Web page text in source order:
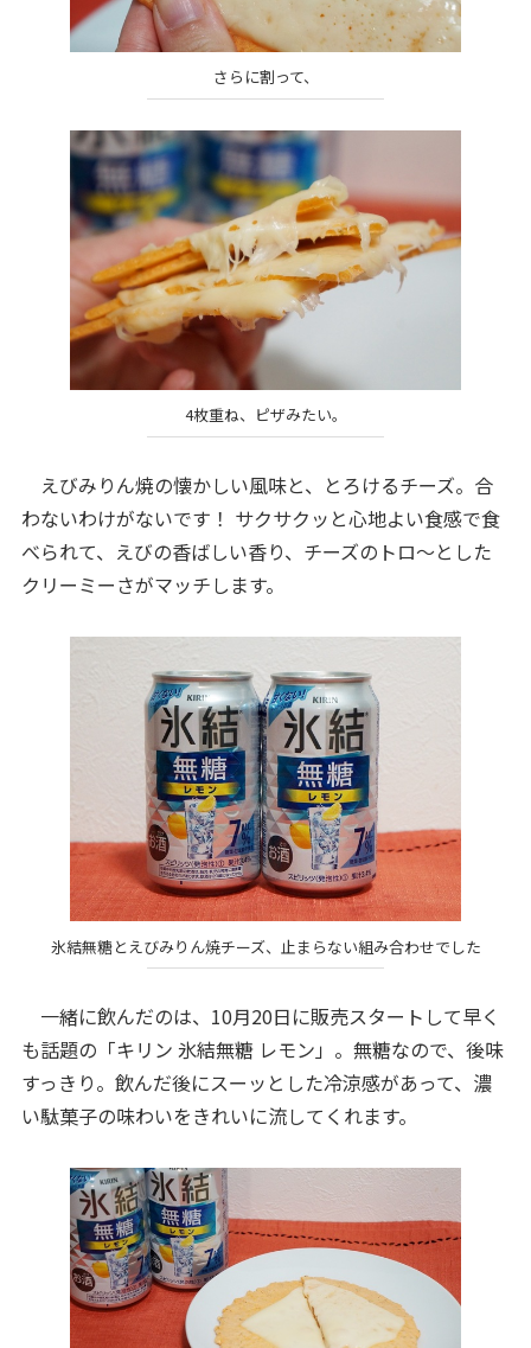
さらに割って、
4枚重ね、ピザみたい。
えびみりん焼の懐かしい風味と、とろけるチーズ。合
わないわけがないです！ サクサクッと心地よい食感で食
べられて、えびの香ばしい香り、チーズのトロ～とした
クリーミーさがマッチします。
氷結無糖とえびみりん焼チーズ、止まらない組み合わせでした
一緒に飲んだのは、10月20日に販売スタートして早く
も話題の「キリン 氷結無糖 レモン」。無糖なので、後味
すっきり。飲んだ後にスーッとした冷涼感があって、濃
い駄菓子の味わいをきれいに流してくれます。